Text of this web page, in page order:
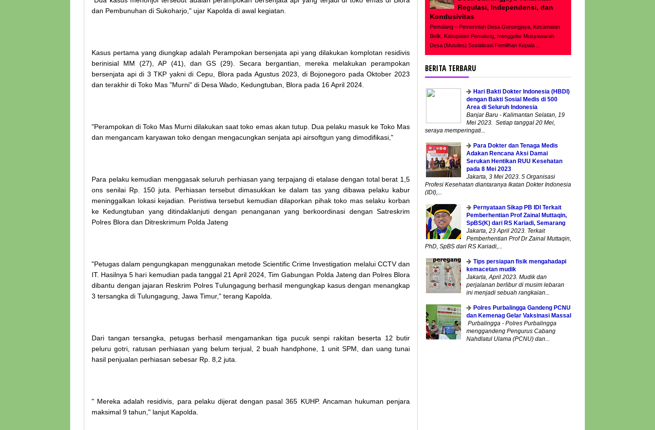
dan Pembunuhan di Sukoharjo," ujar Kapolda di awal kegiatan.
Kasus pertama yang diungkap adalah Perampokan bersenjata api yang dilakukan komplotan residivis
berinisial MM (27), AP (41), dan GS (29). Secara bergantian, mereka melakukan perampokan
bersenjata api di 3 TKP yakni di Cepu, Blora pada Agustus 2023, di Bojonegoro pada Oktober 2023
dan terakhir di Toko Mas "Murni" di Desa Wado, Kedungtuban, Blora pada 16 April 2024.
"Perampokan di Toko Mas Murni dilakukan saat toko emas akan tutup. Dua pelaku masuk ke Toko Mas
dan mengancam karyawan toko dengan mengacungkan senjata api airsoftgun yang dimodifikasi,"
Para pelaku kemudian menggasak seluruh perhiasan yang terpajang di etalase dengan total berat 1,5
ons senilai Rp. 150 juta. Perhiasan tersebut dimasukkan ke dalam tas yang dibawa pelaku kabur
meninggalkan lokasi kejadian. Peristiwa tersebut kemudian dilaporkan pihak toko mas selaku korban
ke Kedungtuban yang ditindaklanjuti dengan penanganan yang berkoordinasi dengan Satreskrim
Polres Blora dan Ditreskrimum Polda Jateng
"Petugas dalam pengungkapan menggunakan metode Scientific Crime Investigation melalui CCTV dan
IT. Hasilnya 5 hari kemudian pada tanggal 21 April 2024, Tim Gabungan Polda Jateng dan Polres Blora
dibantu dengan jajaran Reskrim Polres Tulungagung berhasil mengungkap kasus dengan menangkap
3 tersangka di Tulungagung, Jawa Timur," terang Kapolda.
Dari tangan tersangka, petugas berhasil mengamankan tiga pucuk senpi rakitan beserta 12 butir
peluru gotri, ratusan perhiasan yang belum terjual, 2 buah handphone, 1 unit SPM, dan uang tunai
hasil penjualan perhiasan sebesar Rp. 8,2 juta.
" Mereka adalah residivis, para pelaku dijerat dengan pasal 365 KUHP. Ancaman hukuman penjara
maksimal 9 tahun," lanjut Kapolda.
Regulasi, Independensi, dan
Kondusivitas
Pemalang – Pemerintah Desa Gunungjaya, Kecamatan
Belik, Kabupaten Pemalang, menggelar Musyawarah
Desa (Musdes) Sosialisasi Pemilihan Kepala ...
BERITA TERBARU
Hari Bakti Dokter Indonesia (HBDI)
dengan Bakti Sosial Medis di 500
Area di Seluruh Indonesia
Banjar Baru - Kalimantan Selatan, 19
Mei 2023. Setiap tanggal 20 Mei,
seraya memperingati...
Para Dokter dan Tenaga Medis
Adakan Rencana Aksi Damai
Serukan Hentikan RUU Kesehatan
pada 8 Mei 2023
Jakarta, 3 Mei 2023. 5 Organisasi
Profesi Kesehatan diantaranya Ikatan Dokter Indonesia
(IDI),...
Pernyataan Sikap PB IDI Terkait
Pemberhentian Prof Zainal Muttaqin,
SpBS(K) dari RS Kariadi, Semarang
Jakarta, 23 April 2023. Terkait
Pemberhentian Prof Dr Zainal Muttaqin,
PhD, SpBS dari RS Kariadi,...
Tips persiapan fisik mengahadapi
kemacetan mudik
Jakarta, April 2023. Mudik dan
perjalanan berlibur di musim lebaran
ini menjadi sebuah rangkaian...
Polres Purbalingga Gandeng PCNU
dan Kemenag Gelar Vaksinasi Massal
Purbalingga - Polres Purbalingga
menggandeng Pengurus Cabang
Nahdlatul Ulama (PCNU) dan...